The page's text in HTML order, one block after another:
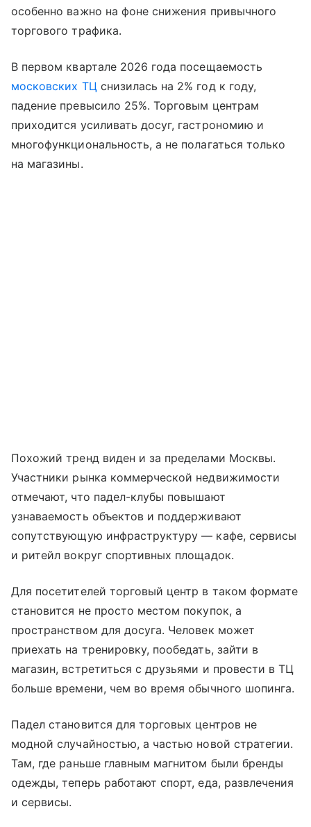
особенно важно на фоне снижения привычного
торгового трафика.
В первом квартале 2026 года посещаемость
московских ТЦснизилась на 2% год к году,
падение превысило 25%. Торговым центрам
приходится усиливать досуг, гастрономию и
многофункциональность, а не полагаться только
на магазины.
Похожий тренд виден и за пределами Москвы.
Участники рынка коммерческой недвижимости
отмечают, что падел-клубы повышают
узнаваемость объектов и поддерживают
сопутствующую инфраструктуру — кафе, сервисы
и ритейл вокруг спортивных площадок.
Для посетителей торговый центр в таком формате
становится не просто местом покупок, а
пространством для досуга. Человек может
приехать на тренировку, пообедать, зайти в
магазин, встретиться с друзьями и провести в ТЦ
больше времени, чем во время обычного шопинга.
Падел становится для торговых центров не
модной случайностью, а частью новой стратегии.
Там, где раньше главным магнитом были бренды
одежды, теперь работают спорт, еда, развлечения
и сервисы.